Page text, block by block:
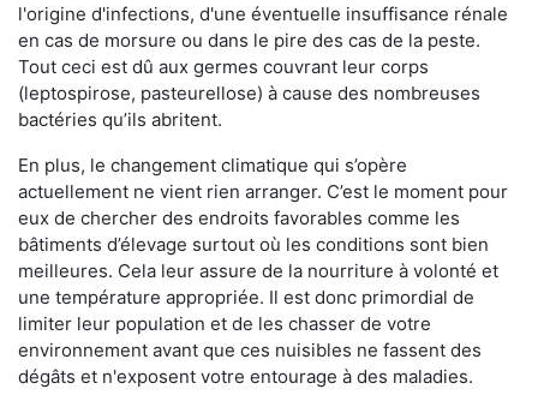
l'origine d'infections, d'une éventuelle insuffisance rénale
en cas de morsure ou dans le pire des cas de la peste.
Tout ceci est dû aux germes couvrant leur corps
(leptospirose, pasteurellose) à cause des nombreuses
bactéries qu’ils abritent.
En plus, le changement climatique qui s’opère
actuellement ne vient rien arranger. C’est le moment pour
eux de chercher des endroits favorables comme les
bâtiments d’élevage surtout où les conditions sont bien
meilleures. Cela leur assure de la nourriture à volonté et
une température appropriée. Il est donc primordial de
limiter leur population et de les chasser de votre
environnement avant que ces nuisibles ne fassent des
dégâts et n'exposent votre entourage à des maladies.